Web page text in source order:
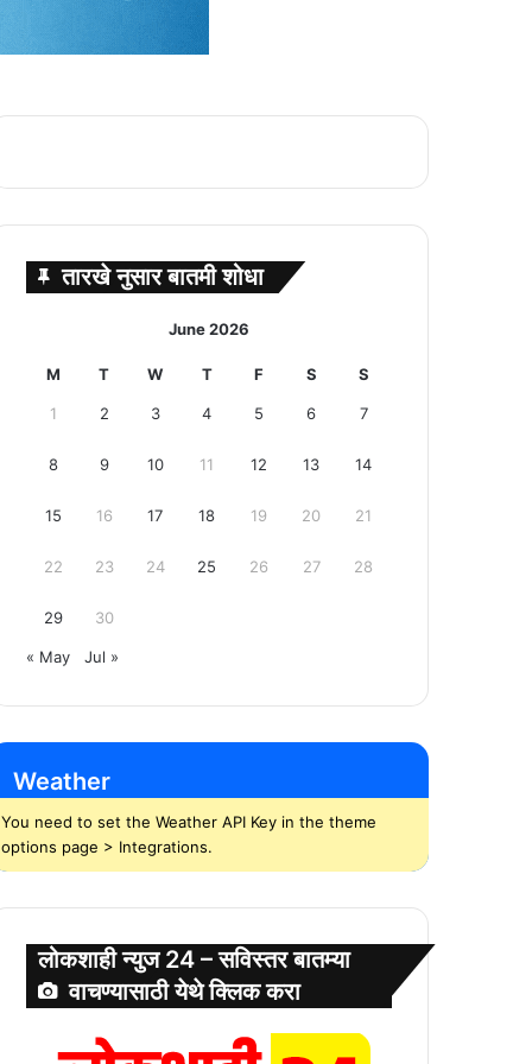
तारखे नुसार बातमी शोधा
June 2026
M T W T F S S
1 2 3 4 5 6 7
8 9 10 11 12 13 14
15 16 17 18 19 20 21
22 23 24 25 26 27 28
29 30
« May Jul »
Weather
You need to set the Weather API Key in the theme
options page > Integrations.
लोकशाही न्युज 24 – सविस्तर बातम्या
वाचण्यासाठी येथे क्लिक करा